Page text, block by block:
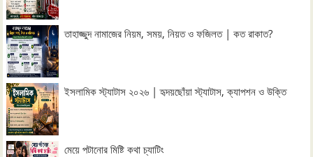
তাহাজ্জুদ নামাজের নিয়ম, সময়, নিয়ত ও ফজিলত | কত রাকাত?
ইসলামিক স্ট্যাটাস ২০২৬ | হৃদয়ছোঁয়া স্ট্যাটাস, ক্যাপশন ও উক্তি
মেয়ে পটানোর মিষ্টি কথা চ্যাটিং